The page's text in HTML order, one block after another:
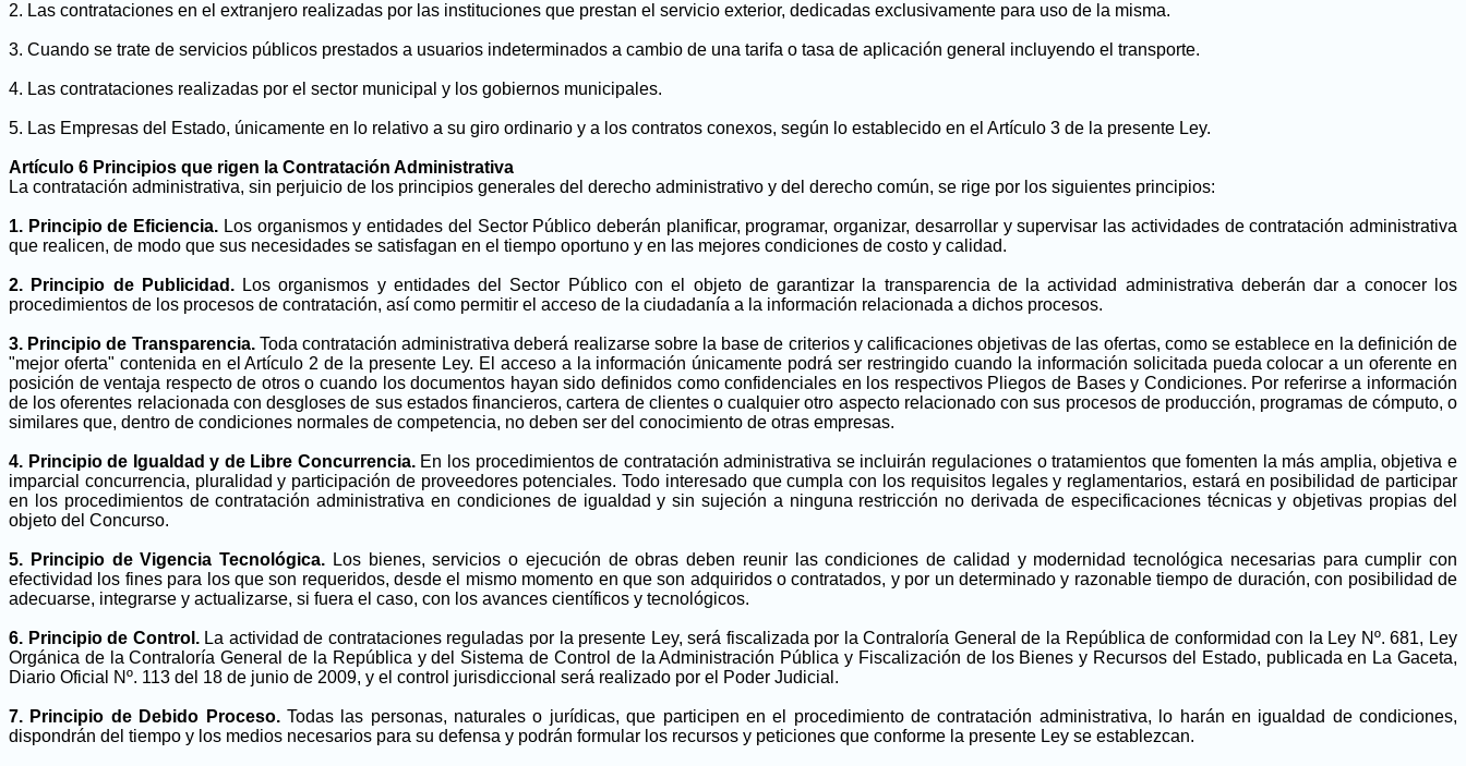
2. Las contrataciones en el extranjero realizadas por las instituciones que prestan el servicio exterior, dedicadas exclusivamente para uso de la misma.
3. Cuando se trate de servicios públicos prestados a usuarios indeterminados a cambio de una tarifa o tasa de aplicación general incluyendo el transporte.
4. Las contrataciones realizadas por el sector municipal y los gobiernos municipales.
5. Las Empresas del Estado, únicamente en lo relativo a su giro ordinario y a los contratos conexos, según lo establecido en el Artículo 3 de la presente Ley.
Artículo 6 Principios que rigen la Contratación Administrativa
La contratación administrativa, sin perjuicio de los principios generales del derecho administrativo y del derecho común, se rige por los siguientes principios:
1. Principio de Eficiencia. Los organismos y entidades del Sector Público deberán planificar, programar, organizar, desarrollar y supervisar las actividades de contratación administrativa
que realicen, de modo que sus necesidades se satisfagan en el tiempo oportuno y en las mejores condiciones de costo y calidad.
2. Principio de Publicidad.Los organismos y entidades del Sector Público con el objeto de garantizar la transparencia de la actividad administrativa deberán dar a conocer los
procedimientos de los procesos de contratación, así como permitir el acceso de la ciudadanía a la información relacionada a dichos procesos.
3. Principio de Transparencia. Toda contratación administrativa deberá realizarse sobre la base de criterios y calificaciones objetivas de las ofertas, como se establece en la definición de
"mejor oferta" contenida en el Artículo 2 de la presente Ley. El acceso a la información únicamente podrá ser restringido cuando la información solicitada pueda colocar a un oferente en
posición de ventaja respecto de otros o cuando los documentos hayan sido definidos como confidenciales en los respectivos Pliegos de Bases y Condiciones. Por referirse a información
de los oferentes relacionada con desgloses de sus estados financieros, cartera de clientes o cualquier otro aspecto relacionado con sus procesos de producción, programas de cómputo, o
similares que, dentro de condiciones normales de competencia, no deben ser del conocimiento de otras empresas.
4. Principio de Igualdad y de Libre Concurrencia. En los procedimientos de contratación administrativa se incluirán regulaciones o tratamientos que fomenten la más amplia, objetiva e
imparcial concurrencia, pluralidad y participación de proveedores potenciales. Todo interesado que cumpla con los requisitos legales y reglamentarios, estará en posibilidad de participar
en los procedimientos de contratación administrativa en condiciones de igualdad y sin sujeción a ninguna restricción no derivada de especificaciones técnicas y objetivas propias del
objeto del Concurso.
5. Principio de Vigencia Tecnológica. Los bienes, servicios o ejecución de obras deben reunir las condiciones de calidad y modernidad tecnológica necesarias para cumplir con
efectividad los fines para los que son requeridos, desde el mismo momento en que son adquiridos o contratados, y por un determinado y razonable tiempo de duración, con posibilidad de
adecuarse, integrarse y actualizarse, si fuera el caso, con los avances científicos y tecnológicos.
6. Principio de Control.La actividad de contrataciones reguladas por la presente Ley, será fiscalizada por la Contraloría General de la República de conformidad con la Ley Nº. 681, Ley
Orgánica de la Contraloría General de la República y del Sistema de Control de la Administración Pública y Fiscalización de los Bienes y Recursos del Estado, publicada en La Gaceta,
Diario Oficial Nº. 113 del 18 de junio de 2009, y el control jurisdiccional será realizado por el Poder Judicial.
7. Principio de Debido Proceso.Todas las personas, naturales o jurídicas, que participen en el procedimiento de contratación administrativa, lo harán en igualdad de condiciones,
dispondrán del tiempo y los medios necesarios para su defensa y podrán formular los recursos y peticiones que conforme la presente Ley se establezcan.